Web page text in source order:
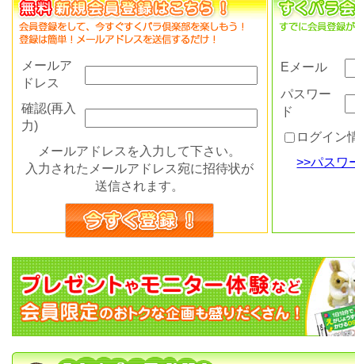
メールア
ドレス
確認(再入
力)
メールアドレスを入力して下さい。
入力されたメールアドレス宛に招待状が
送信されます。
Eメール
パスワー
ド
ログイン
>>パスワ